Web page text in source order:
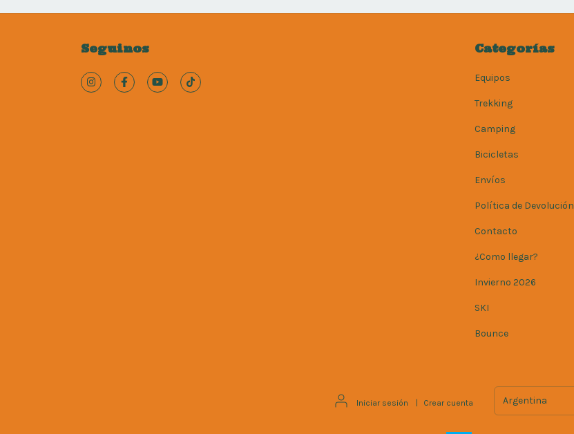
Seguinos Categorías
Equipos
Trekking
Camping
Bicicletas
Envíos
Política de Devolución
Contacto
¿Como llegar?
Invierno 2026
SKI
Bounce
Iniciar sesión Crear cuenta